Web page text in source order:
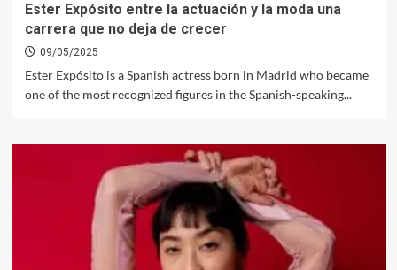
Ester Expósito entre la actuación y la moda una
carrera que no deja de crecer
09/05/2025
Ester Expósito is a Spanish actress born in Madrid who became
one of the most recognized figures in the Spanish-speaking...